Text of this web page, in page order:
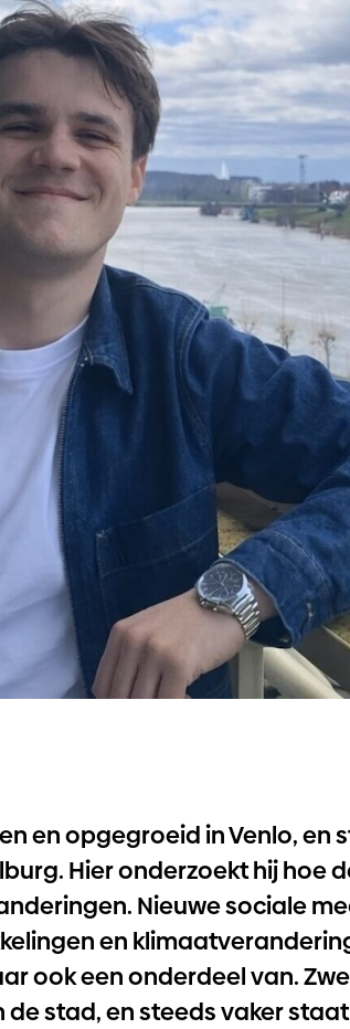
en opgegroeid in Venlo,
Hier onderzoekt hij hoe
Nieuwe sociale
en
ook een onderdeel van.
de stad, en steeds vaker